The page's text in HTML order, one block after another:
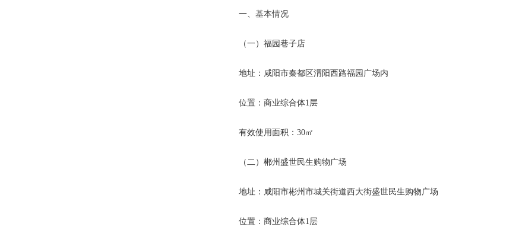
一、基本情况
（一）福园巷子店
地址：咸阳市秦都区渭阳西路福园广场内
位置：商业综合体1层
有效使用面积：30㎡
（二）郴州盛世民生购物广场
地址：咸阳市彬州市城关街道西大街盛世民生购物广场
位置：商业综合体1层